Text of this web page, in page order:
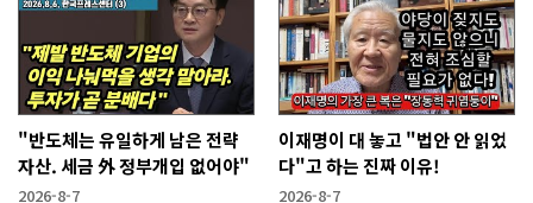
"반도체는 유일하게 남은 전략
자산. 세금 外 정부개입 없어야"
2026-8-7
이재명이 대 놓고 "법안 안 읽었
다"고 하는 진짜 이유!
2026-8-7